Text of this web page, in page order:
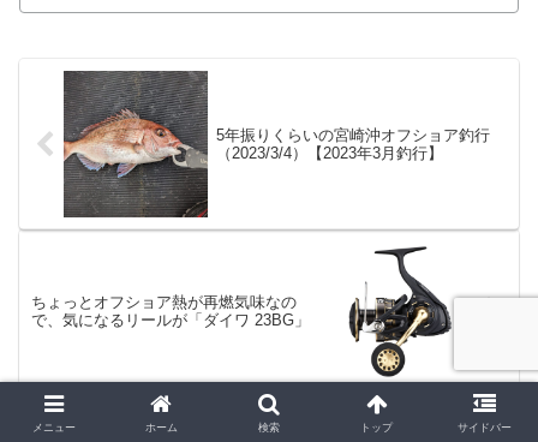
5年振りくらいの宮崎沖オフショア釣行
（2023/3/4）【2023年3月釣行】
ちょっとオフショア熱が再燃気味なの
で、気になるリールが「ダイワ 23BG」
メニュー ホーム 検索 トップ サイドバー